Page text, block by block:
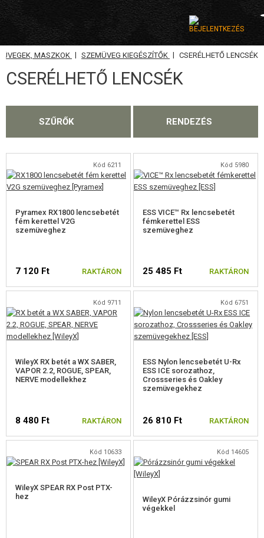
KATEGÓRIA
AIRSOFT FEGYVEREK
GRÁNÁTVETŐK, GRÁNÁTOK
AKKUMULÁTOROK, TÖLTŐK
TÁRAK
SZEMÜVEG
MASZKOK
SZEMÜVEG KIEGÉSZÍTŐK
LENCSE
CSERÉLHETŐ LENCSÉK
TÁROLÓK, TÁSKÁK
FELSZERELÉS, EGYENRUHA, TOKOK
ÁLCÁZÁS, FESTÉK, SZALAG
MASZKOK | SZEMÜVEG KIEGÉSZÍTŐK | CSERÉLHETŐ LENCSÉK
CSERÉLHETŐ LENCSÉK
SZŰRŐK RENDEZÉS
Kód 6211
Pyramex RX1800 lencsebetét
fém kerettel V2G
szemüveghez
7 120 Ft RAKTÁRON
Kód 5980
ESS VICE™ Rx lencsebetét
fémkerettel ESS
szemüveghez
25 485 Ft RAKTÁRON
Kód 9711
WileyX RX betét a WX SABER,
VAPOR 2.2, ROGUE, SPEAR,
NERVE modellekhez
8 480 Ft RAKTÁRON
Kód 6751
ESS Nylon lencsebetét U-Rx
ESS ICE sorozathoz,
Crossseries és Oakley
szemüvegekhez
26 810 Ft RAKTÁRON
Kód 10633
WileyX SPEAR RX Post PTX-
hez
Kód 14605
WileyX Pórázzsinór gumi
végekkel